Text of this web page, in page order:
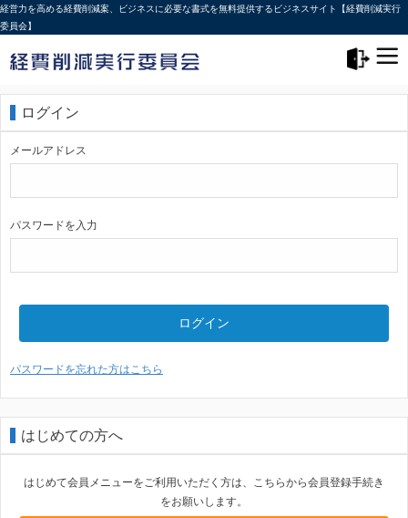
経営力を高める経費削減案、ビジネスに必要な書式を無料提供するビジネスサイト【経費削減実行
委員会】
ログイン
メールアドレス
パスワードを入力
ログイン
パスワードを忘れた方はこちら
はじめての方へ
はじめて会員メニューをご利用いただく方は、こちらから会員登録手続き
をお願いします。